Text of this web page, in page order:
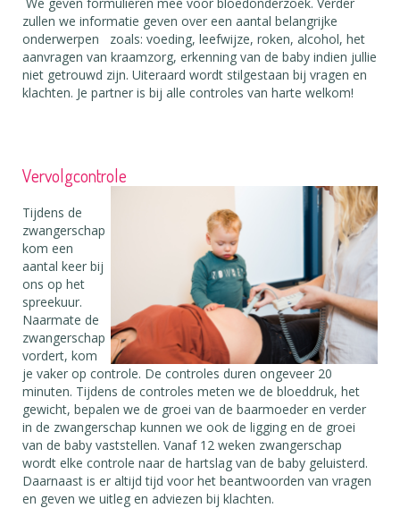
zullen we informatie geven over een aantal belangrijke
onderwerpen zoals: voeding, leefwijze, roken, alcohol, het
aanvragen van kraamzorg, erkenning van de baby indien jullie
niet getrouwd zijn. Uiteraard wordt stilgestaan bij vragen en
klachten. Je partner is bij alle controles van harte welkom!
Vervolgcontrole
Tijdens de
zwangerschap
kom een
aantal keer bij
ons op het
spreekuur.
Naarmate de
zwangerschap
vordert, kom
je vaker op controle. De controles duren ongeveer 20
minuten. Tijdens de controles meten we de bloeddruk, het
gewicht, bepalen we de groei van de baarmoeder en verder
in de zwangerschap kunnen we ook de ligging en de groei
van de baby vaststellen. Vanaf 12 weken zwangerschap
wordt elke controle naar de hartslag van de baby geluisterd.
Daarnaast is er altijd tijd voor het beantwoorden van vragen
en geven we uitleg en adviezen bij klachten.